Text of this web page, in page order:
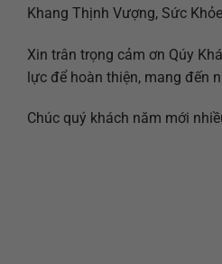
Khang Thịnh Vượng, Sức
Xin trân trọng cảm ơn Qúy
lực để hoàn thiện, mang đến
Chúc quý khách năm mới